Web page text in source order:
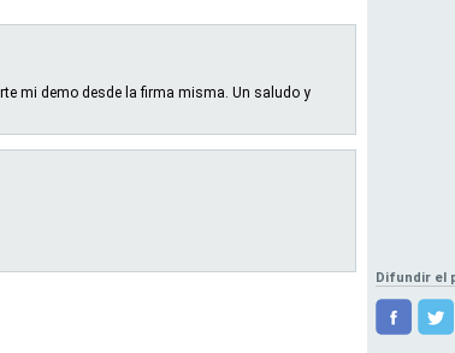
mi demo desde la firma misma. Un saludo y
Difundir el